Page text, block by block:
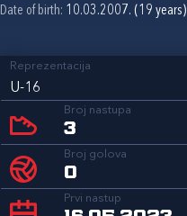
Date of birth: 10.03.2007. (19 years)
Reprezentacija
U-16
Broj nastupa
3
Broj golova
0
Prvi nastup